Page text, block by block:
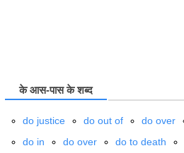
के आस-पास के शब्द
do justice do out of do over
do in do over do to death